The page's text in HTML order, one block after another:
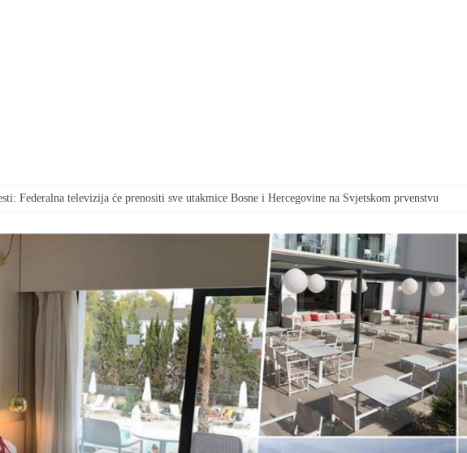
Federalna televizija će prenositi sve utakmice Bosne i Hercegovine na Svjetskom prvenstvu